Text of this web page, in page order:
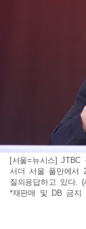
[서울=뉴시스]
서더 서울 풀만에서
질의응답하고 있다.
*재판매 및 DB 금지